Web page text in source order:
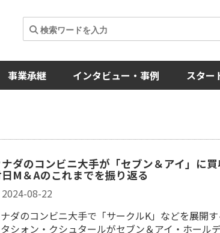
事業承継 インタビュー・事例 スター
ダのコンビニ大手が「セブン＆アイ」に買
M＆Aのこれまでを振り返る
2024-08-22
ダのコンビニ大手で「サークルK」などを展開
シォン・クシュタールがセブン＆アイ・ホール